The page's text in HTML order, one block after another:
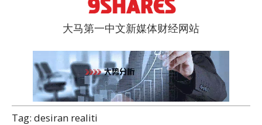
9点股票
大马第一中文新媒体财经网站
Tag: desiran realiti